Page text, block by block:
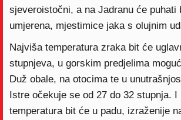
sjeveroistočni, a na Jadranu će puhati
umjerena, mjestimice jaka s olujnim
Najviša temperatura zraka bit će
stupnjeva, u gorskim predjelima
Duž obale, na otocima te u
Istre očekuje se od 27 do 32 stupnja. I
temperatura bit će u padu, izraženije